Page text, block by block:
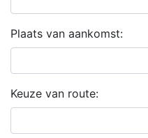
Plaats van aankomst:
Keuze van route: